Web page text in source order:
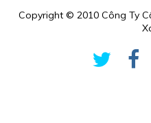
Copyright © 2010 Công Ty